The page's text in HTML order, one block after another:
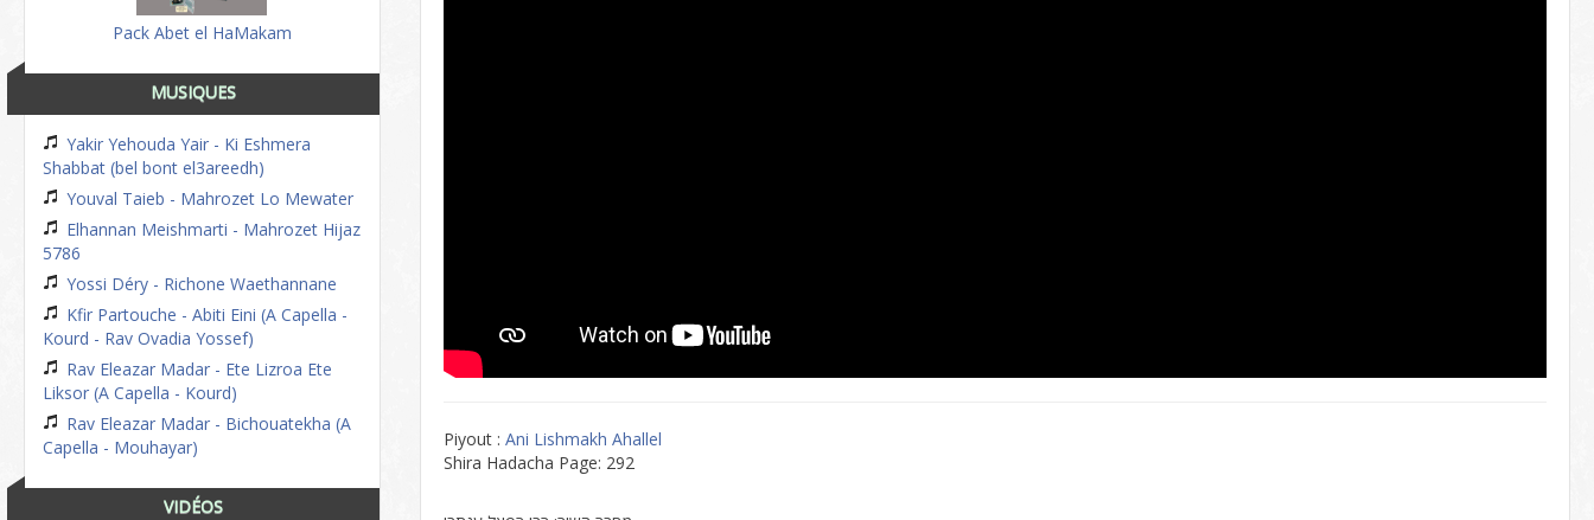
Pack Abet el HaMakam
MUSIQUES
Yakir Yehouda Yair - Ki Eshmera
Shabbat (bel bont el3areedh)
Youval Taieb - Mahrozet Lo Mewater
Elhannan Meishmarti - Mahrozet Hijaz
5786
Yossi Déry - Richone Waethannane
Kfir Partouche - Abiti Eini (A Capella -
Kourd - Rav Ovadia Yossef)
Rav Eleazar Madar - Ete Lizroa Ete
Liksor (A Capella - Kourd)
Rav Eleazar Madar - Bichouatekha (A
Capella - Mouhayar)
VIDÉOS
Piyout :Ani Lishmakh Ahallel
Shira Hadacha Page: 292